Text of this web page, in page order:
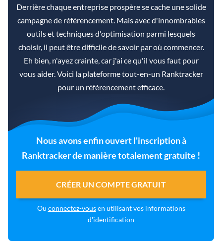
Derrière chaque entreprise prospère se cache une solide
campagne de référencement. Mais avec d'innombrables
outils et techniques d'optimisation parmi lesquels
choisir, il peut être difficile de savoir par où commencer.
Eh bien, n'ayez crainte, car j'ai ce qu'il vous faut pour
vous aider. Voici la plateforme tout-en-un Ranktracker
pour un référencement efficace.
Nous avons enfin ouvert l'inscription à
Ranktracker de manière totalement gratuite !
CRÉER UN COMPTE GRATUIT
Ou connectez-vousen utilisant vos informations
d'identification